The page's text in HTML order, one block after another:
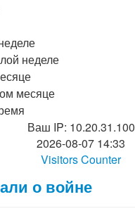
неделе
месяце
Ваш IP: 10.20.31.100
2026-08-07 14:33
Visitors Counter
о войне